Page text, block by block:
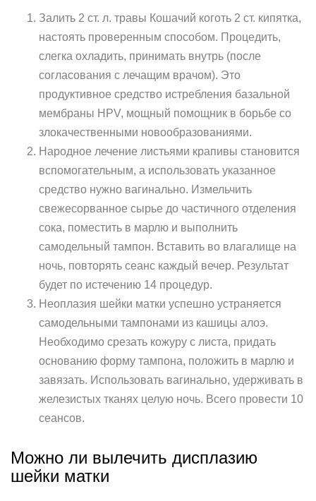
Залить 2 ст. л. травы Кошачий коготь 2 ст. кипятка,
настоять проверенным способом. Процедить,
слегка охладить, принимать внутрь (после
согласования с лечащим врачом). Это
продуктивное средство истребления базальной
мембраны HPV, мощный помощник в борьбе со
злокачественными новообразованиями.
Народное лечение листьями крапивы становится
вспомогательным, а использовать указанное
средство нужно вагинально. Измельчить
свежесорванное сырье до частичного отделения
сока, поместить в марлю и выполнить
самодельный тампон. Вставить во влагалище на
ночь, повторять сеанс каждый вечер. Результат
будет по истечению 14 процедур.
Неоплазия шейки матки успешно устраняется
самодельными тампонами из кашицы алоэ.
Необходимо срезать кожуру с листа, придать
основанию форму тампона, положить в марлю и
завязать. Использовать вагинально, удерживать в
железистых тканях целую ночь. Всего провести 10
сеансов.
Можно ли вылечить дисплазию
шейки матки